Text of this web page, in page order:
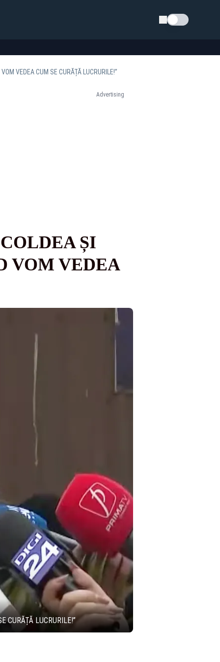
Schimba tema
VEDEA CUM SE CURĂȚĂ LUCRURILE!”
Advertising
ȘI
VOM VEDEA
CURĂȚĂ LUCRURILE!”